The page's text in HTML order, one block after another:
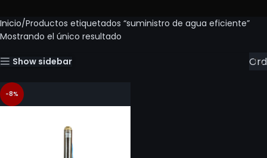
Inicio Productos etiquetados “suministro de agua eficiente”
Mostrando el único resultado
Show sidebar
-8%